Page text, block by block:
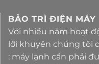
BẢO TRÌ ĐIỆN MÁY
Với nhiều năm hoạt
lời khuyên chúng tôi
: máy lạnh cần phải